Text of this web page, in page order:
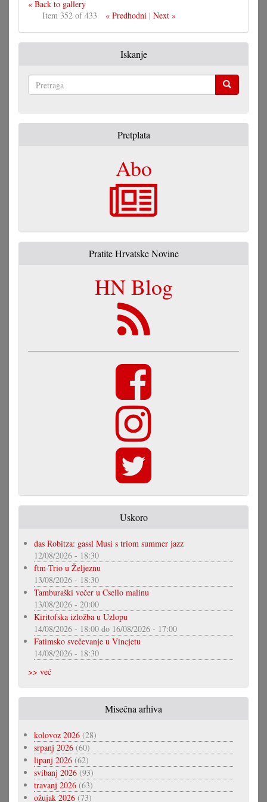
« Back to gallery
Item 352 of 433
« Predhodni| Next »
Iskanje
Pretplata
Abo
Pratite Hrvatske Novine
HN Blog
Uskoro
das Robitza: gassl Musi s triom summer jazz
12/08/2026 - 18:30
ftm-Trio u Željeznu
13/08/2026 - 18:30
Tamburaški večer u Csello malinu
13/08/2026 - 20:00
Kiritofska izložba u Uzlopu
14/08/2026 - 18:00 do 16/08/2026 - 17:00
Fatimsko svečevanje u Vincjetu
14/08/2026 - 18:30
>> već
Misečna arhiva
kolovoz 2026 (28)
srpanj 2026 (60)
lipanj 2026 (62)
svibanj 2026 (93)
travanj 2026 (63)
ožujak 2026 (73)